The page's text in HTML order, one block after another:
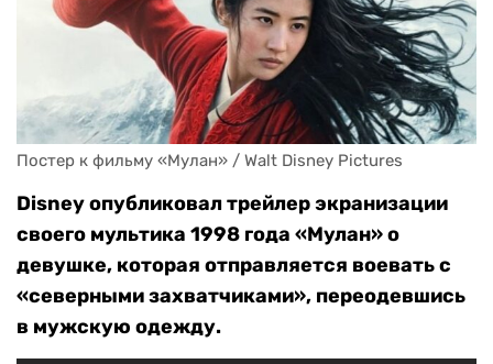
Постер к фильму «Мулан» / Walt Disney Pictures
Disney опубликовал трейлер экранизации
своего мультика 1998 года «Мулан» о
девушке, которая отправляется воевать с
«северными захватчиками», переодевшись
в мужскую одежду.